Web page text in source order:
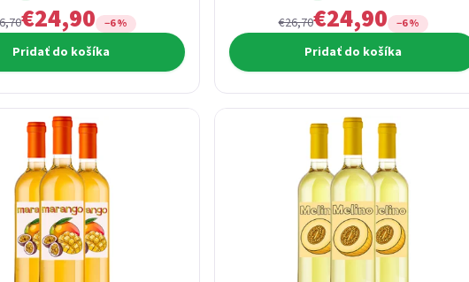
€24,90 −6 %
Pridať do košíka
€26,70€24,90 −6 %
Pridať do košíka